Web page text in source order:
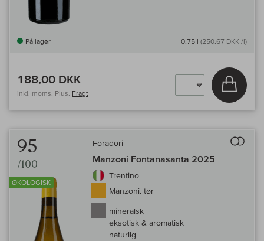
På lager 0,75 l (250,67 DKK /l)
188,00 DKK
inkl. moms, Plus. Fragt
Læg i
95
/100
ØKOLOGISK
Foradori
Manzoni Fontanasanta 2025
Trentino
Manzoni, tør
mineralsk
eksotisk & aromatisk
naturlig